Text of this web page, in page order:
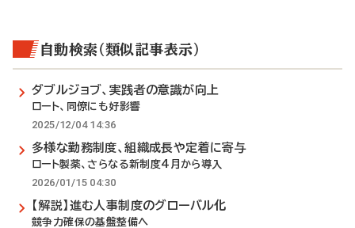
自動検索（類似記事表示）
ダブルジョブ、実践者の意識が向上
ロート、同僚にも好影響
2025/12/04 14:36
多様な勤務制度、組織成長や定着に寄与
ロート製薬、さらなる新制度4月から導入
2026/01/15 04:30
【解説】進む人事制度のグローバル化
競争力確保の基盤整備へ